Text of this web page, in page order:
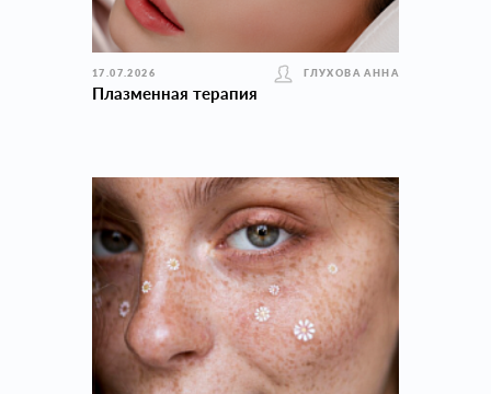
17.07.2026 ГЛУХОВА АННА
Плазменная терапия